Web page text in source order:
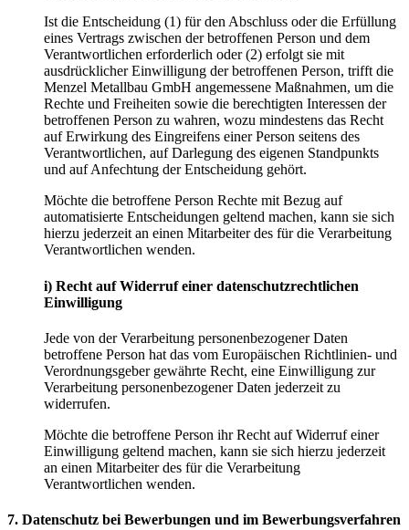
Ist die Entscheidung (1) für den Abschluss oder die Erfüllung
eines Vertrags zwischen der betroffenen Person und dem
Verantwortlichen erforderlich oder (2) erfolgt sie mit
ausdrücklicher Einwilligung der betroffenen Person, trifft die
Menzel Metallbau GmbH angemessene Maßnahmen, um die
Rechte und Freiheiten sowie die berechtigten Interessen der
betroffenen Person zu wahren, wozu mindestens das Recht
auf Erwirkung des Eingreifens einer Person seitens des
Verantwortlichen, auf Darlegung des eigenen Standpunkts
und auf Anfechtung der Entscheidung gehört.
Möchte die betroffene Person Rechte mit Bezug auf
automatisierte Entscheidungen geltend machen, kann sie sich
hierzu jederzeit an einen Mitarbeiter des für die Verarbeitung
Verantwortlichen wenden.
i) Recht auf Widerruf einer datenschutzrechtlichen
Einwilligung
Jede von der Verarbeitung personenbezogener Daten
betroffene Person hat das vom Europäischen Richtlinien- und
Verordnungsgeber gewährte Recht, eine Einwilligung zur
Verarbeitung personenbezogener Daten jederzeit zu
widerrufen.
Möchte die betroffene Person ihr Recht auf Widerruf einer
Einwilligung geltend machen, kann sie sich hierzu jederzeit
an einen Mitarbeiter des für die Verarbeitung
Verantwortlichen wenden.
7. Datenschutz bei Bewerbungen und im Bewerbungsverfahren